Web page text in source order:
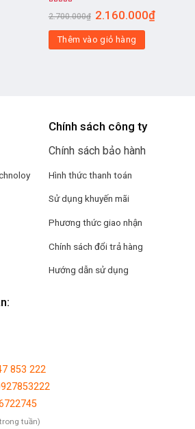
hạng4.00
2.700.000₫ 2.160.000₫
Thêm vào giỏ hàng
Chính sách công ty
Chính sách bảo hành
Hình thức thanh toán
Sử dụng khuyến mãi
Phương thức giao nhận
Chính sách đổi trả hàng
Hướng dẫn sử dụng
853 222
tuần)